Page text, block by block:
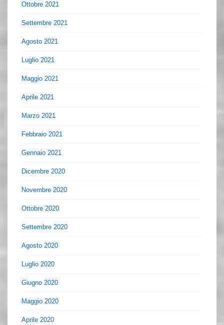
Ottobre 2021
Settembre 2021
Agosto 2021
Luglio 2021
Maggio 2021
Aprile 2021
Marzo 2021
Febbraio 2021
Gennaio 2021
Dicembre 2020
Novembre 2020
Ottobre 2020
Settembre 2020
Agosto 2020
Luglio 2020
Giugno 2020
Maggio 2020
Aprile 2020